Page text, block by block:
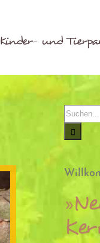
Kinder- und
Suche
nach: